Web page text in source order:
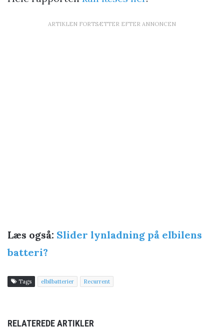
ARTIKLEN FORTSÆTTER EFTER ANNONCEN
Læs også: Slider lynladning på elbilens
batteri?
Tags elbilbatterier Recurrent
RELATEREDE ARTIKLER